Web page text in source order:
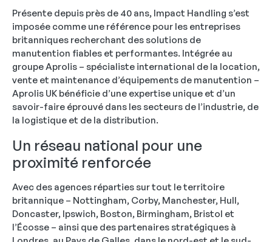
Présente depuis près de 40 ans, Impact Handling s’est
imposée comme une référence pour les entreprises
britanniques recherchant des solutions de
manutention fiables et performantes. Intégrée au
groupe Aprolis – spécialiste international de la location,
vente et maintenance d’équipements de manutention –
Aprolis UK bénéficie d’une expertise unique et d’un
savoir-faire éprouvé dans les secteurs de l’industrie, de
la logistique et de la distribution.
Un réseau national pour une
proximité renforcée
Avec des agences réparties sur tout le territoire
britannique – Nottingham, Corby, Manchester, Hull,
Doncaster, Ipswich, Boston, Birmingham, Bristol et
l’Écosse – ainsi que des partenaires stratégiques à